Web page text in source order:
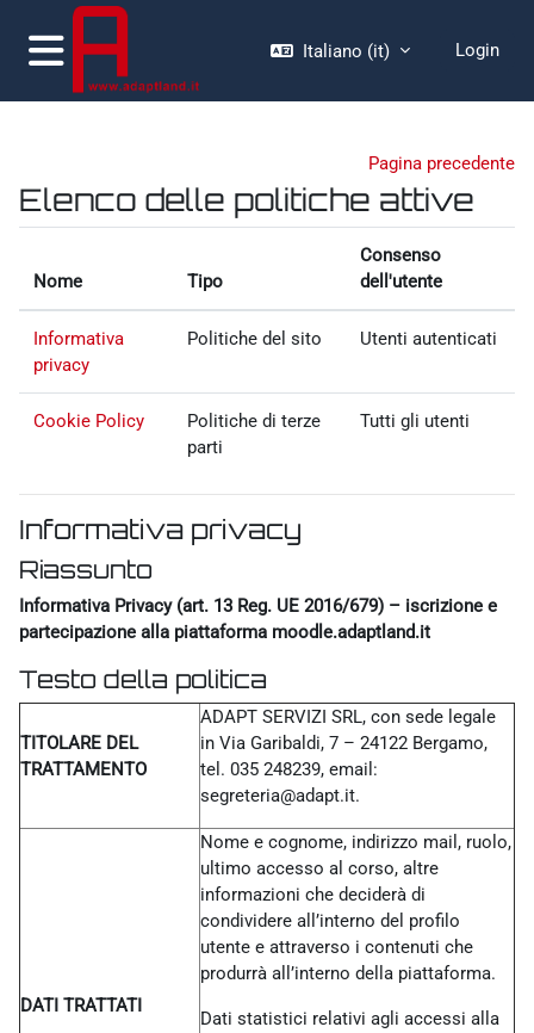
Vai al contenuto principale
Pannello laterale
Italiano ‎(it)‎ Login
Pagina precedente
Elenco delle politiche attive
Nome Tipo
Consenso
dell'utente
Informativa
privacy
Politiche del sito Utenti autenticati
Cookie Policy
Politiche di terze
parti
Tutti gli utenti
Informativa privacy
Riassunto
Informativa Privacy (art. 13 Reg. UE 2016/679) – iscrizione e
partecipazione alla piattaforma moodle.adaptland.it
Testo della politica
TITOLARE DEL
TRATTAMENTO
ADAPT SERVIZI SRL, con sede legale
in Via Garibaldi, 7 – 24122 Bergamo,
tel. 035 248239, email:
segreteria@adapt.it.
DATI TRATTATI
Nome e cognome, indirizzo mail, ruolo,
ultimo accesso al corso, altre
informazioni che deciderà di
condividere all’interno del profilo
utente e attraverso i contenuti che
produrrà all’interno della piattaforma.
Dati statistici relativi agli accessi alla